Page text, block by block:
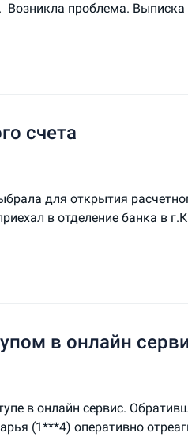
проблема. Выписка
счета
для открытия
в отделение банка в
в онлайн
в онлайн сервис.
(1***4) оперативно